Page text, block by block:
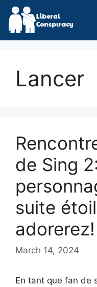
Skip
content
Lancer
de Sing
suite
adorerez!
March 14, 2024
En tant que fan de